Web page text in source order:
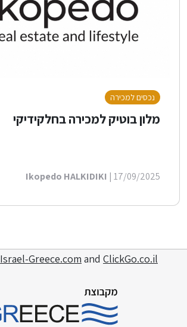
נכסים למכירה
מלון בוטיק למכירה בחלקידיקי
Ikopedo HALKIDIKI | 17/09/2025
Israel-Greece.com and ClickGo.co.il